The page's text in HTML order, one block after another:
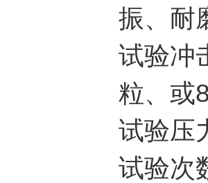
振、耐
试验冲
粒、或
试验压
试验次